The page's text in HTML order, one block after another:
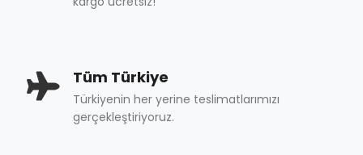
Tüm Türkiye
Türkiyenin her yerine teslimatlarımızı
gerçekleştiriyoruz.